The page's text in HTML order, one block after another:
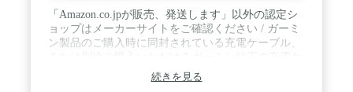
「Amazon.co.jpが販売、発送します」以外の認定シ
ョップはメーカーサイトをご確認ください / ガーミ
ン製品のご購入時に同封されている充電ケーブル、
ーブル以外の充電ケーブルを用いてガーミン製品を
充電された場合、どのような原因でガーミン製品に
続きを見る